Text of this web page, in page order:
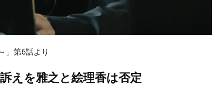
」第6話より
えを雅之と絵理香は否定